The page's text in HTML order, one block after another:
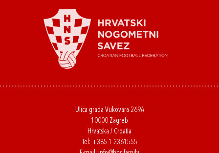
Ulica grada Vukovara 269A
10000 Zagreb
Hrvatska / Croatia
Tel: +385 1 2361555